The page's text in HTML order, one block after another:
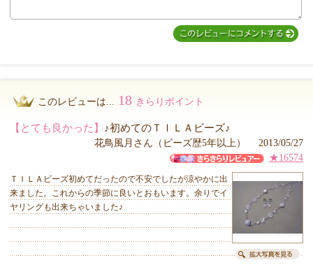
このレビューは... 18 きらりポイント
【とても良かった】 ♪初めてのＴＩＬＡビーズ♪
花鳥風月さん（ビーズ歴5年以上） 2013/05/27
★16574
ＴＩＬＡビーズ初めてだったので不安でしたが涼やかに出
来ました。これからの季節に良いとおもいます。余りでイ
ヤリングも出来ちゃいました♪